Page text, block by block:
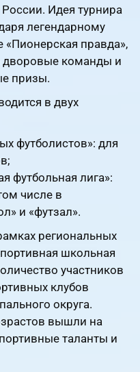
Идея турнира
легендарному
«Пионерская правда»,
дворовые команды и
призы.
в двух
футболистов»: для
футбольная лига»:
числе в
и «футзал».
региональных
школьная
участников
клубов
округа.
вышли на
таланты и